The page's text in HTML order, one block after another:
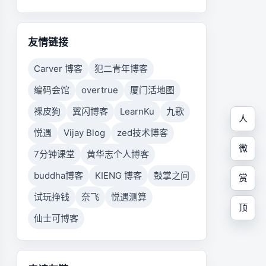
友情链接
Carver 博客
犯二青年博客
编码会馆
overtrue
厦门活地图
裸皮狗
翼闪博客 LearnKu
九歌
悦遇
Vijay Blog
zed技术博客
7分钟课堂
黄华志个人博客
buddha博客
KIENG 博客
鼓掌之间
试玩挣钱
奈飞
悦遇测算
仙士可博客
人
微
赏
顶